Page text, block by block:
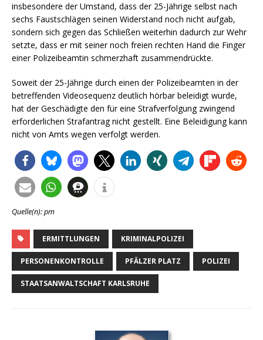
insbesondere der Umstand, dass der 25-Jährige selbst nach
sechs Faustschlägen seinen Widerstand noch nicht aufgab,
sondern sich gegen das Schließen weiterhin dadurch zur Wehr
setzte, dass er mit seiner noch freien rechten Hand die Finger
einer Polizeibeamtin schmerzhaft zusammendrückte.
Soweit der 25-Jährige durch einen der Polizeibeamten in der
betreffenden Videosequenz deutlich hörbar beleidigt wurde,
hat der Geschädigte den für eine Strafverfolgung zwingend
erforderlichen Strafantrag nicht gestellt. Eine Beleidigung kann
nicht von Amts wegen verfolgt werden.
Quelle(n): pm
ERMITTLUNGEN KRIMINALPOLIZEI
PERSONENKONTROLLE PFÄLZER PLATZ POLIZEI
STAATSANWALTSCHAFT KARLSRUHE